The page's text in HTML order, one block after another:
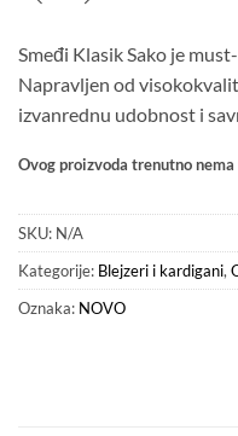
Smeđi Klasik Sako je
Napravljen od
izvanrednu udobnost i
Ovog proizvoda trenutno
SKU: N/A
Kategorije: Blejzeri i kardigani,
Oznaka: NOVO